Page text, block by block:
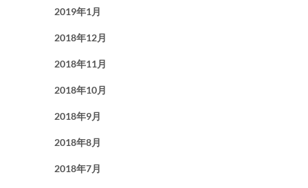
2019年1月
2018年12月
2018年11月
2018年10月
2018年9月
2018年8月
2018年7月